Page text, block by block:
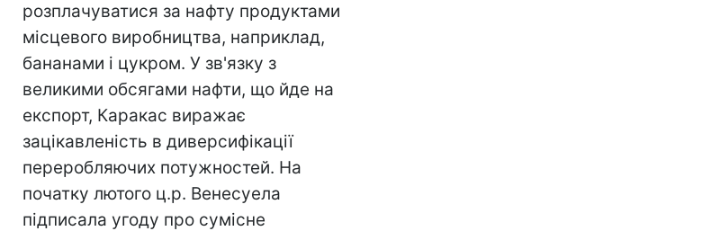
розплачуватися за нафту продуктами
місцевого виробництва, наприклад,
бананами і цукром. У зв'язку з
великими обсягами нафти, що йде на
експорт, Каракас виражає
зацікавленість в диверсифікації
переробляючих потужностей. На
початку лютого ц.р. Венесуела
підписала угоду про сумісне